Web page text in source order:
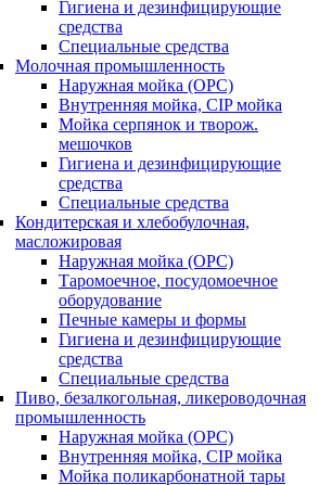
Гигиена и дезинфицирующие
средства
Специальные средства
Молочная промышленность
Наружная мойка (ОРС)
Внутренняя мойка, CIP мойка
Мойка серпянок и творож.
мешочков
Гигиена и дезинфицирующие
средства
Специальные средства
Кондитерская и хлебобулочная,
масложировая
Наружная мойка (ОРС)
Таромоечное, посудомоечное
оборудование
Печные камеры и формы
Гигиена и дезинфицирующие
средства
Специальные средства
Пиво, безалкогольная, ликероводочная
промышленность
Наружная мойка (ОРС)
Внутренняя мойка, CIP мойка
Мойка поликарбонатной тары